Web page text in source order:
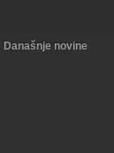
Današnje novine